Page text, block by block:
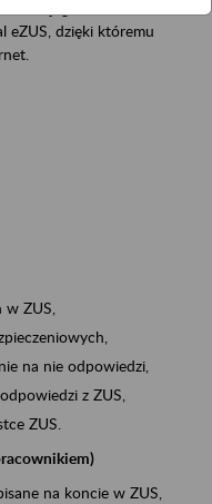
eZUS, dzięki któremu
w ZUS,
na nie odpowiedzi,
z ZUS,
ZUS.
na koncie w ZUS,